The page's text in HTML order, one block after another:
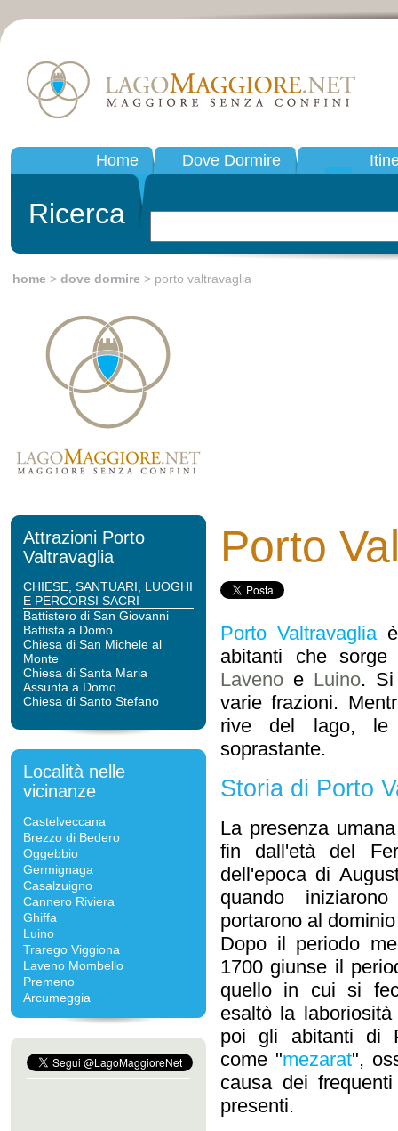
Home Dove Dormire
Ricerca
home > dove dormire > porto valtravaglia
Attrazioni Porto
Valtravaglia
CHIESE, SANTUARI, LUOGHI
E PERCORSI SACRI
Battistero di San Giovanni
Battista a Domo
Chiesa di San Michele al
Monte
Chiesa di Santa Maria
Assunta a Domo
Chiesa di Santo Stefano
Località nelle
vicinanze
Castelveccana
Brezzo di Bedero
Oggebbio
Germignaga
Casalzuigno
Cannero Riviera
Ghiffa
Luino
Trarego Viggiona
Laveno Mombello
Premeno
Arcumeggia
Porto
Porto Valtravagliaè
abitanti che
Laveno e Luino.
varie frazioni.
rive del lago, le
soprastante.
Storia di Porto
La presenza
fin dall'età del
dell'epoca di
quando
portarono al
Dopo il periodo
1700 giunse il
quello in cui si
esaltò la
poi gli abitanti di
come "mezarat",
causa dei
presenti.